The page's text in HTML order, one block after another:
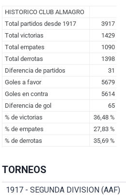
TORNEOS
1917 - SEGUNDA DIVISION (AAF)